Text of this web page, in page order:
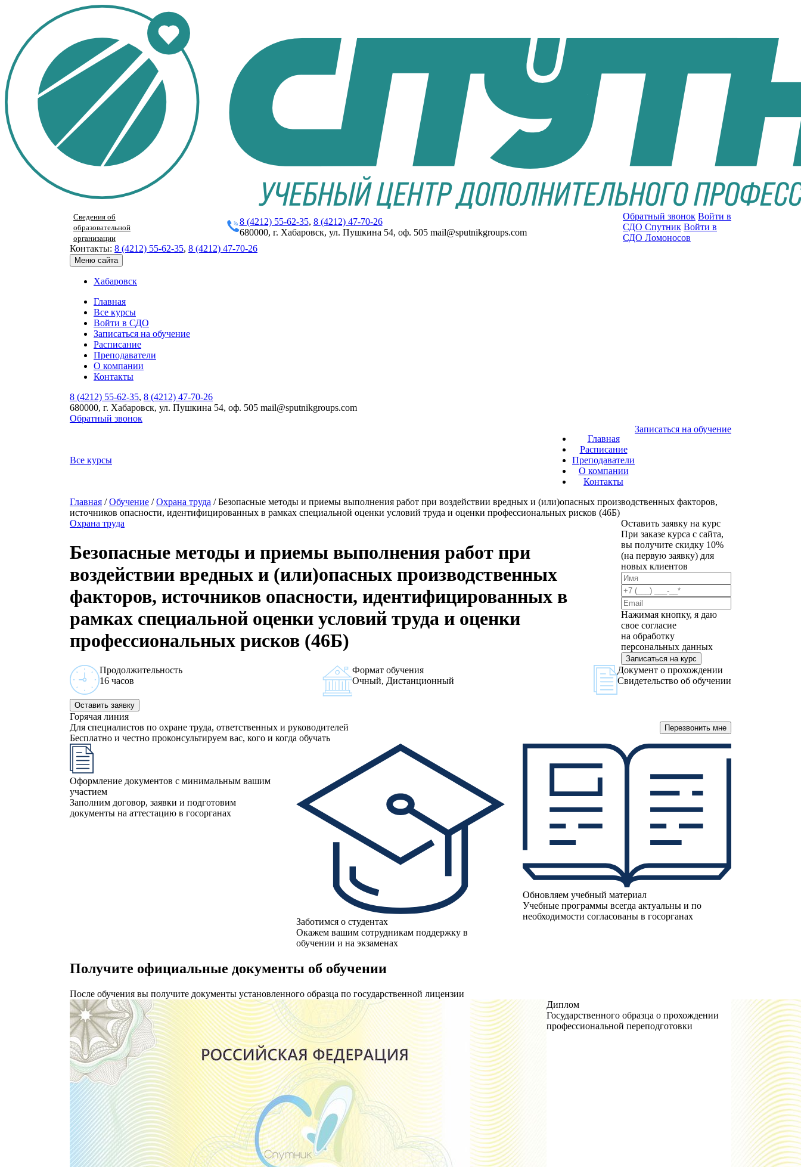
Сведения об
образовательной
организации
8 (4212) 55-62-35, 8 (4212) 47-70-26
680000, г. Хабаровск, ул. Пушкина 54, оф. 505 mail@sputnikgroups.com
Обратный звонок Войти в
СДО Спутник Войти в
СДО Ломоносов
Контакты: 8 (4212) 55-62-35, 8 (4212) 47-70-26
Меню сайта
Хабаровск
Главная
Все курсы
Войти в СДО
Записаться на обучение
Расписание
Преподаватели
О компании
Контакты
8 (4212) 55-62-35, 8 (4212) 47-70-26
680000, г. Хабаровск, ул. Пушкина 54, оф. 505 mail@sputnikgroups.com
Обратный звонок
Все курсы
Главная
Расписание
Преподаватели
О компании
Контакты
Записаться на обучение
Главная /Обучение /Охрана труда / Безопасные методы и приемы выполнения работ при воздействии вредных и (или)опасных производственных факторов,
источников опасности, идентифицированных в рамках специальной оценки условий труда и оценки профессиональных рисков (46Б)
Охрана труда
Безопасные методы и приемы выполнения работ при
воздействии вредных и (или)опасных производственных
факторов, источников опасности, идентифицированных в
рамках специальной оценки условий труда и оценки
профессиональных рисков (46Б)
Оставить заявку на курс
При заказе курса с сайта,
вы получите скидку 10%
(на первую заявку) для
новых клиентов
Нажимая кнопку, я даю
свое согласие
на обработку
персональных данных
Записаться на курс
Продолжительность
16 часов
Формат обучения
Очный, Дистанционный
Документ о прохождении
Свидетельство об обучении
Оставить заявку
Горячая линия
Для специалистов по охране труда, ответственных и руководителей
Бесплатно и честно проконсультируем вас, кого и когда обучать
Перезвонить мне
Оформление документов с минимальным вашим
участием
Заполним договор, заявки и подготовим
документы на аттестацию в госорганах
Заботимся о студентах
Окажем вашим сотрудникам поддержку в
обучении и на экзаменах
Обновляем учебный материал
Учебные программы всегда актуальны и по
необходимости согласованы в госорганах
Получите официальные документы об обучении
После обучения вы получите документы установленного образца по государственной лицензии
Диплом
Государственного образца о прохождении
профессиональной переподготовки